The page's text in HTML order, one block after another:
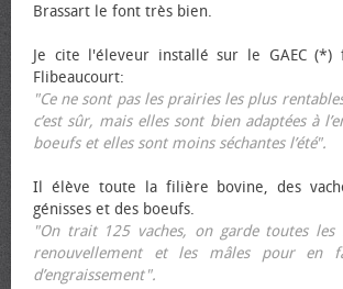
Brassart le font très bien.
Je cite l'éleveur installé sur le GAEC (*)
Flibeaucourt:
"Ce ne sont pas les prairies les plus
c’est sûr, mais elles sont bien adaptées à
bœufs et elles sont moins séchantes l’été".
Il élève toute la filière bovine, des
génisses et des bœufs.
"On trait 125 vaches, on garde toutes
renouvellement et les mâles pour en
d’engraissement".